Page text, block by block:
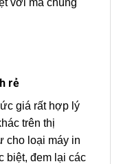
vời mà chúng
rẻ
giá rất hợp lý
trên thị
cho loại máy in
biệt, đem lại các